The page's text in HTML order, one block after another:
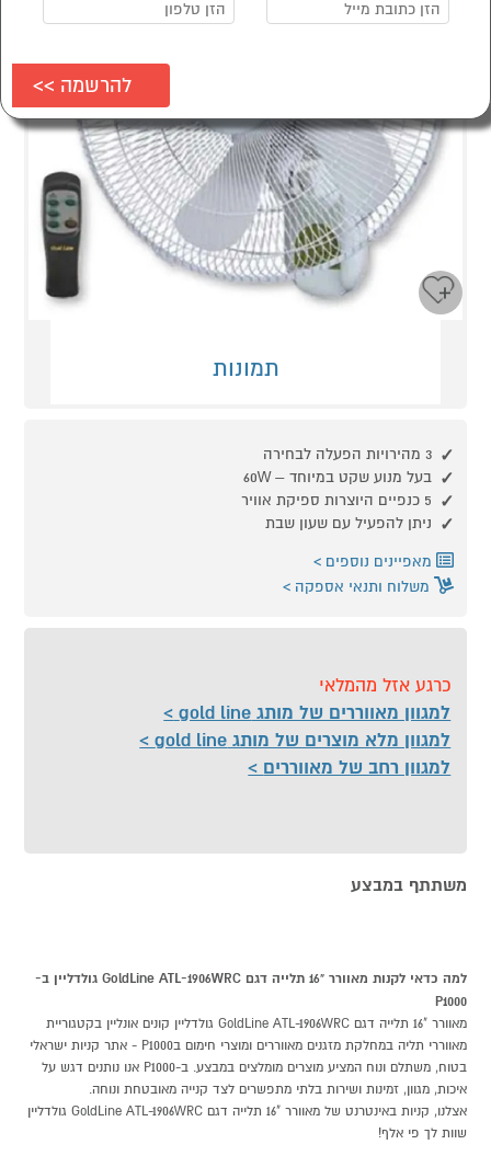
תמונות
3 מהירויות הפעלה לבחירה
בעל מנוע שקט במיוחד – 60W
5 כנפיים היוצרות ספיקת אוויר
ניתן להפעיל עם שעון שבת
מאפיינים נוספים
משלוח ותנאי אספקה
כרגע אזל מהמלאי
למגוון מאווררים של מותג gold line
למגוון מלא מוצרים של מותג gold line
למגוון רחב של מאווררים
משתתף במבצע
למה כדאי לקנות מאוורר "16 תלייה דגם GoldLine ATL-1906WRC גולדליין ב-
P1000
מאוורר "16 תלייה דגם GoldLine ATL-1906WRC גולדליין קונים אונליין בקטגוריית
מאווררי תליה במחלקת מזגנים מאווררים ומוצרי חימום בP1000 - אתר קניות ישראלי
בטוח, משתלם ונוח המציע מוצרים מומלצים במבצע. ב-P1000 אנו נותנים דגש על
איכות, מגוון, זמינות ושירות בלתי מתפשרים לצד קנייה מאובטחת ונוחה.
אצלנו, קניות באינטרנט של מאוורר "16 תלייה דגם GoldLine ATL-1906WRC גולדליין
שוות לך פי אלף!